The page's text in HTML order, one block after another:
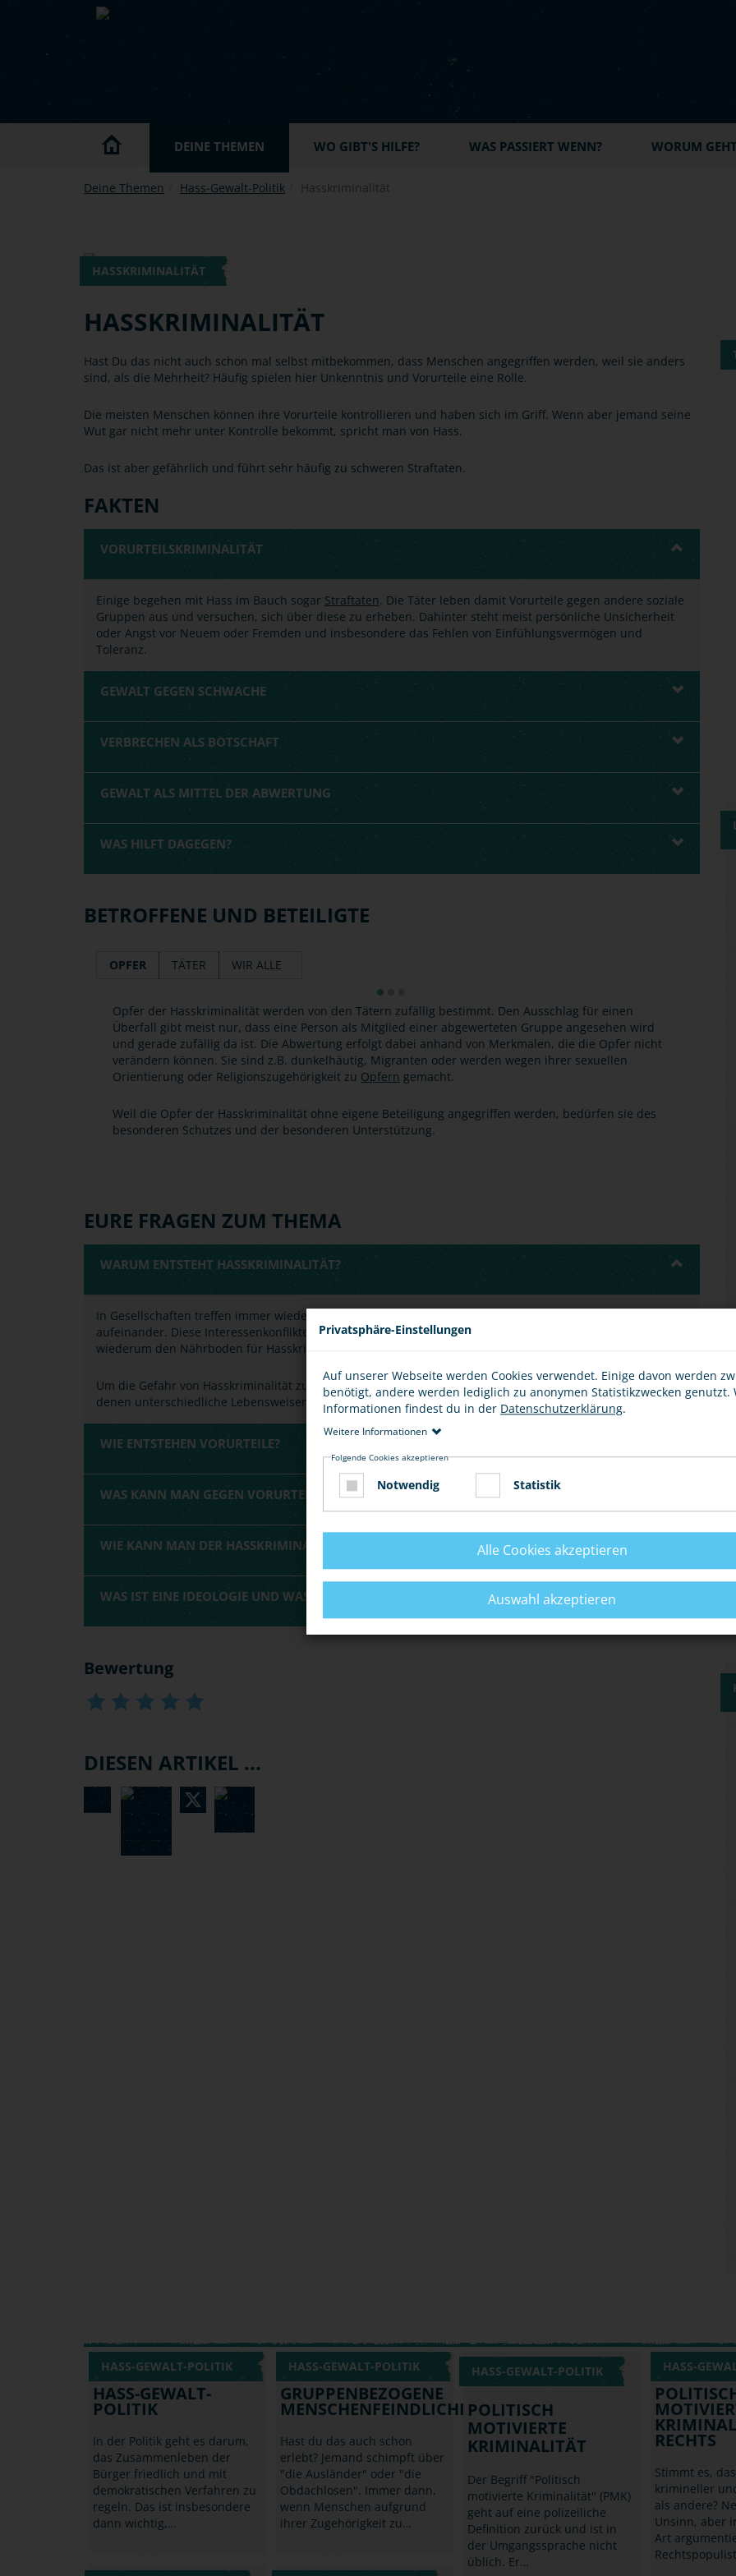
Skip to main content
DEINE THEMEN WO GIBT'S HILFE? WAS PASSIERT WENN? WORUM
Deine Themen Hass-Gewalt-Politik Hasskriminalität
HASSKRIMINALITÄT
HASSKRIMINALITÄT
Hast Du das nicht auch schon mal selbst mitbekommen, dass Menschen angegriffen werden, weil sie anders
sind, als die Mehrheit? Häufig spielen hier Unkenntnis und Vorurteile eine Rolle.
Die meisten Menschen können ihre Vorurteile kontrollieren und haben sich im Griff. Wenn aber jemand seine
Wut gar nicht mehr unter Kontrolle bekommt, spricht man von Hass.
Das ist aber gefährlich und führt sehr häufig zu schweren Straftaten.
FAKTEN
VORURTEILSKRIMINALITÄT
Einige begehen mit Hass im Bauch sogar Straftaten. Die Täter leben damit Vorurteile gegen andere soziale
Gruppen aus und versuchen, sich über diese zu erheben. Dahinter steht meist persönliche Unsicherheit
oder Angst vor Neuem oder Fremden und insbesondere das Fehlen von Einfühlungsvermögen und
Toleranz.
GEWALT GEGEN SCHWACHE
VERBRECHEN ALS BOTSCHAFT
GEWALT ALS MITTEL DER ABWERTUNG
WAS HILFT DAGEGEN?
BETROFFENE UND BETEILIGTE
OPFER TÄTER WIR ALLE
Opfer der Hasskriminalität werden von den Tätern zufällig bestimmt. Den Ausschlag für einen
Überfall gibt meist nur, dass eine Person als Mitglied einer abgewerteten Gruppe angesehen wird
und gerade zufällig da ist. Die Abwertung erfolgt dabei anhand von Merkmalen, die die Opfer nicht
verändern können. Sie sind z.B. dunkelhäutig, Migranten oder werden wegen ihrer sexuellen
Orientierung oder Religionszugehörigkeit zu Opfern gemacht.
Weil die Opfer der Hasskriminalität ohne eigene Beteiligung angegriffen werden, bedürfen sie des
besonderen Schutzes und der besonderen Unterstützung.
EURE FRAGEN ZUM THEMA
WARUM ENTSTEHT HASSKRIMINALITÄT?
In Gesellschaften treffen immer wieder Gruppen mit unterschiedlichen Interessen und Bedürfnissen
aufeinander. Diese Interessenkonflikte beeinflussen Vorurteile gegenüber anderen Gruppen, die
wiederum den Nährboden für Hasskriminalität bilden.
Um die Gefahr von Hasskriminalität zu mindern, ist es von daher wichtig, eine Gesellschaft zu fördern, in
denen unterschiedliche Lebensweisen und Weltanschauungen nebeneinander bestehen können.
WIE ENTSTEHEN VORURTEILE?
WAS KANN MAN GEGEN VORURTEILE TUN?
WIE KANN MAN DER HASSKRIMINALITÄT VORBEUGEN?
WAS IST EINE IDEOLOGIE UND WAS KANN SIE BEWIRKEN?
Bewertung
DIESEN ARTIKEL ...
HASS-GEWALT-POLITIK
HASS-GEWALT-
POLITIK
In der Politik geht es darum,
das Zusammenleben der
Bürger friedlich und mit
demokratischen Verfahren zu
regeln. Das ist insbesondere
dann wichtig,…
HASS-GEWALT-POLITIK
GRUPPENBEZOGENE
MENSCHENFEINDLICHKEIT
Hast du das auch schon
erlebt? Jemand schimpft über
"die Ausländer" oder "die
Obdachlosen". Immer dann,
wenn Menschen aufgrund
ihrer Zugehörigkeit zu…
HASS-GEWALT-POLITIK
POLITISCH
MOTIVIERTE
KRIMINALITÄT
Der Begriff "Politisch
motivierte Kriminalität" (PMK)
geht auf eine polizeiliche
Definition zurück und ist in
der Umgangssprache nicht
üblich. Er…
HASS-
RECHTS
Stimmt es,
krimineller
als andere?
Unsinn, aber
Art
Privatsphäre-Einstellungen
Auf unserer Webseite werden Cookies verwendet. Einige davon werden
benötigt, andere werden lediglich zu anonymen Statistikzwecken genutzt.
Informationen findest du in der Datenschutzerklärung.
Weitere Informationen
Folgende Cookies akzeptieren
Notwendig Statistik
Alle Cookies akzeptieren
Auswahl akzeptieren